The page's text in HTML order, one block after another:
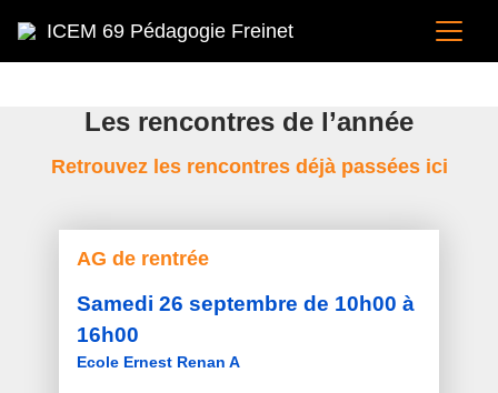
ICEM 69 Pédagogie Freinet
Les rencontres de l’année
Retrouvez les rencontres déjà passées ici
AG de rentrée
Samedi 26 septembre de 10h00 à
16h00
Ecole Ernest Renan A